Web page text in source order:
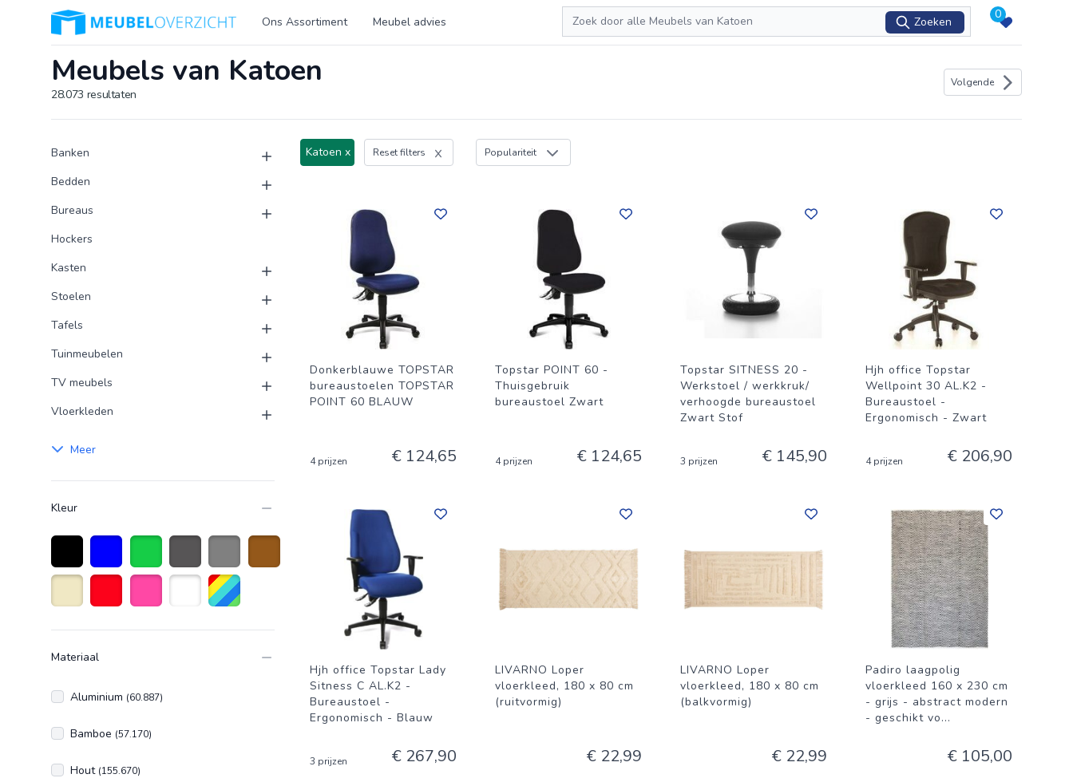
Logo Meubeloverzicht.nl Ons Assortiment Meubel advies
Zoeken
Zoeken
0
Meubels van Katoen
28.073 resultaten
Volgende
Producten
Product categorieën
Banken
Bedden
Bureaus
Hockers
Kasten
Stoelen
Tafels
Tuinmeubelen
TV meubels
Vloerkleden
Meer
Kleur
Zwart Blauw Groen Antraciet grijs
Grijs
Materiaal
Aluminium (60.887)
Bamboe (57.170)
Hout (155.670)
Katoen x Reset filters Populariteit
Donkerblauwe TOPSTAR
bureaustoelen TOPSTAR
POINT 60 BLAUW
4 prijzen € 124,65
Topstar POINT 60 -
Thuisgebruik
bureaustoel Zwart
4 prijzen € 124,65
Topstar SITNESS 20 -
Werkstoel / werkkruk/
verhoogde bureaustoel
Zwart Stof
3 prijzen € 145,90
Hjh office Topstar
Wellpoint 30 AL.K2 -
Bureaustoel -
Ergonomisch - Zwart
4 prijzen € 206,90
Hjh office Topstar Lady
Sitness C AL.K2 -
Bureaustoel -
Ergonomisch - Blauw
3 prijzen € 267,90
LIVARNO Loper
vloerkleed, 180 x 80 cm
(ruitvormig)
€ 22,99
LIVARNO Loper
vloerkleed, 180 x 80 cm
(balkvormig)
€ 22,99
Padiro laagpolig
vloerkleed 160 x 230 cm
- grijs - abstract modern
- geschikt vo...
€ 105,00